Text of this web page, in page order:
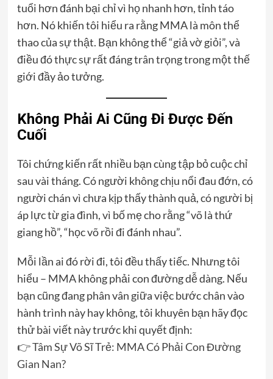
tuổi hơn đánh bại chỉ vì họ nhanh hơn, tỉnh táo
hơn. Nó khiến tôi hiểu ra rằng MMA là môn thể
thao của sự thật. Bạn không thể “giả vờ giỏi”, và
điều đó thực sự rất đáng trân trọng trong một thế
giới đầy ảo tưởng.
Không Phải Ai Cũng Đi Được Đến
Cuối
Tôi chứng kiến rất nhiều bạn cùng tập bỏ cuộc chỉ
sau vài tháng. Có người không chịu nổi đau đớn, có
người chán vì chưa kịp thấy thành quả, có người bị
áp lực từ gia đình, vì bố mẹ cho rằng “võ là thứ
giang hồ”, “học võ rồi đi đánh nhau”.
Mỗi lần ai đó rời đi, tôi đều thấy tiếc. Nhưng tôi
hiểu – MMA không phải con đường dễ dàng. Nếu
bạn cũng đang phân vân giữa việc bước chân vào
hành trình này hay không, tôi khuyên bạn hãy đọc
thử bài viết này trước khi quyết định:
👉Tâm Sự Võ Sĩ Trẻ: MMA Có Phải Con Đường
Gian Nan?